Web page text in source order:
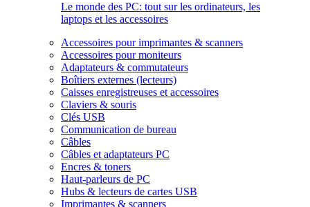
Le monde des PC: tout sur les ordinateurs, les
laptops et les accessoires
Accessoires pour imprimantes & scanners
Accessoires pour moniteurs
Adaptateurs & commutateurs
Boîtiers externes (lecteurs)
Caisses enregistreuses et accessoires
Claviers & souris
Clés USB
Communication de bureau
Câbles
Câbles et adaptateurs PC
Encres & toners
Haut-parleurs de PC
Hubs & lecteurs de cartes USB
Imprimantes & scanners